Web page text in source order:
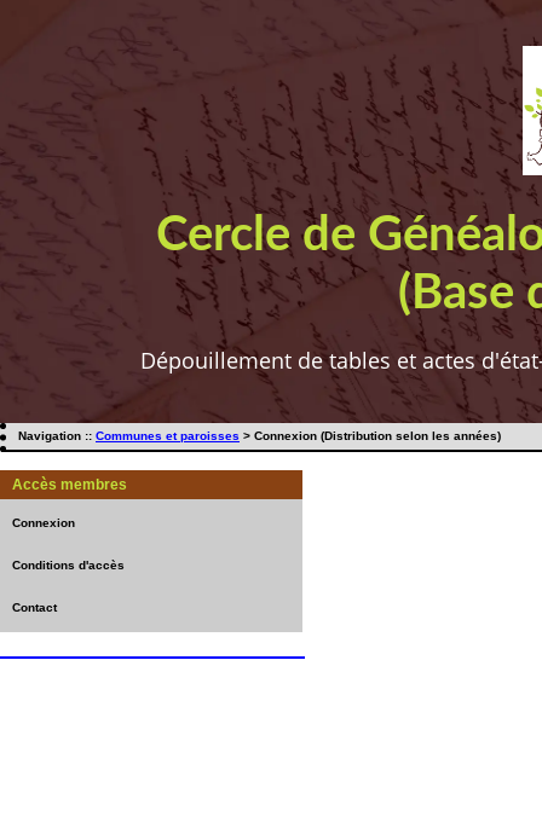
Cercle de
(Base
Dépouillement de tables et actes
Navigation :: Communes et paroisses > Connexion (Distribution selon les années)
Accès membres
Connexion
Conditions d'accès
Contact